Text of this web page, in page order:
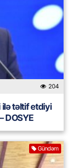
204
təltif etdiyi
DOSYE
Gündəm